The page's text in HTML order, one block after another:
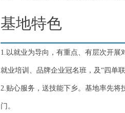
基地特色
1.以就业为导向，有重点、有层次开
就业培训、品牌企业冠名班，及“四单
2.贴心服务，送技能下乡。基地率先
门。